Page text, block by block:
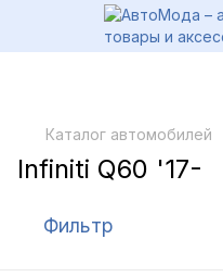
Каталог автомобилей
Infiniti Q60 '17-
Фильтр